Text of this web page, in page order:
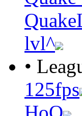
lvl^
•
125fps